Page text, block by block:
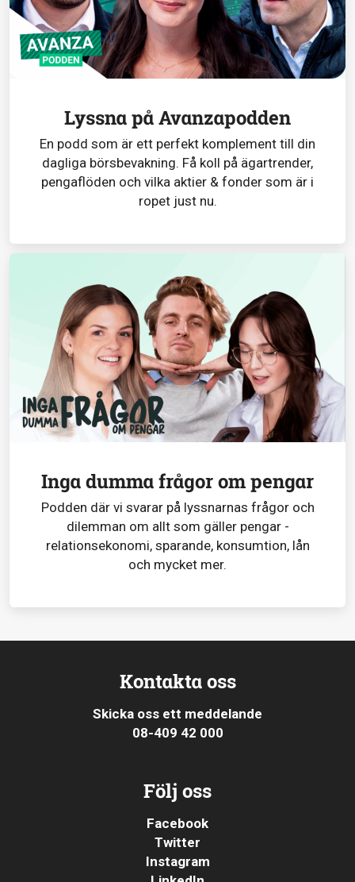
Lyssna på Avanzapodden
En podd som är ett perfekt komplement till din
dagliga börsbevakning. Få koll på ägartrender,
pengaflöden och vilka aktier & fonder som är i
ropet just nu.
Inga dumma frågor om pengar
Podden där vi svarar på lyssnarnas frågor och
dilemman om allt som gäller pengar -
relationsekonomi, sparande, konsumtion, lån
och mycket mer.
Kontakta oss
Skicka oss ett meddelande
08-409 42 000
Följ oss
Facebook
Twitter
Instagram